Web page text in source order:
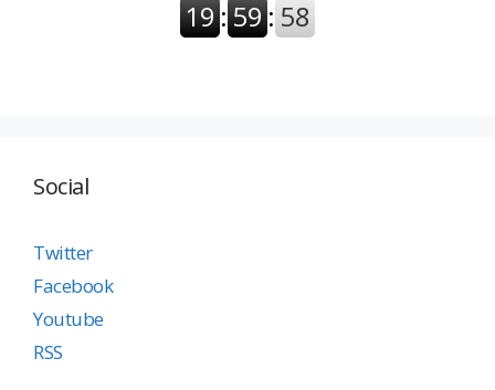
Social
Twitter
Facebook
Youtube
RSS